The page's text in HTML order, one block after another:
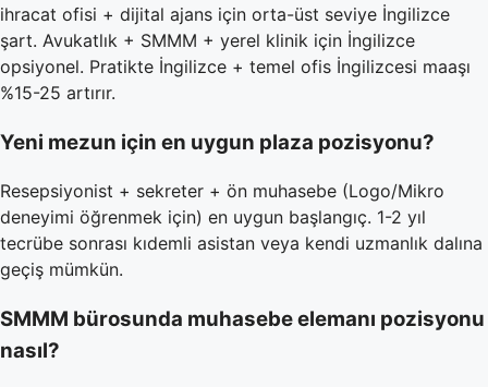
ihracat ofisi + dijital ajans için orta-üst seviye İngilizce
şart. Avukatlık + SMMM + yerel klinik için İngilizce
opsiyonel. Pratikte İngilizce + temel ofis İngilizcesi maaşı
%15-25 artırır.
Yeni mezun için en uygun plaza pozisyonu?
Resepsiyonist + sekreter + ön muhasebe (Logo/Mikro
deneyimi öğrenmek için) en uygun başlangıç. 1-2 yıl
tecrübe sonrası kıdemli asistan veya kendi uzmanlık dalına
geçiş mümkün.
SMMM bürosunda muhasebe elemanı pozisyonu
nasıl?